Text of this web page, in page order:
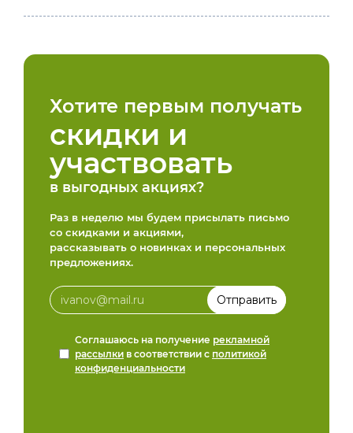
Хотите первым получать
скидки и
участвовать
в выгодных акциях?
Раз в неделю мы будем присылать письмо
со скидками и акциями,
рассказывать о новинках и персональных
предложениях.
Соглашаюсь на получение рекламной
рассылки в соответствии с политикой
конфиденциальности